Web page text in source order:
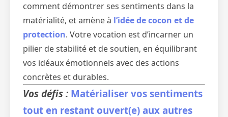
comment démontrer ses sentiments dans la
matérialité, et amène à l’idée de cocon et de
protection. Votre vocation est d’incarner un
pilier de stabilité et de soutien, en équilibrant
vos idéaux émotionnels avec des actions
concrètes et durables.
Vos défis : Matérialiser vos sentiments
tout en restant ouvert(e) aux autres